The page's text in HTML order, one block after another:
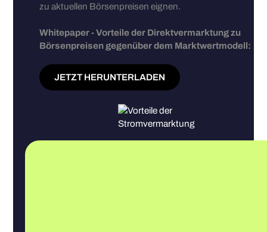
zu aktuellen Börsenpreisen eignen.
Whitepaper - Vorteile der Direktvermarktung zu
Börsenpreisen gegenüber dem Marktwertmodell:
JETZT HERUNTERLADEN